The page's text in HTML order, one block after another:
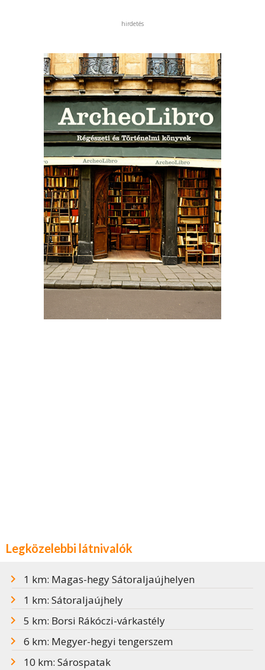
hirdetés
Legközelebbi látnivalók
1 km: Magas-hegy Sátoraljaújhelyen
1 km: Sátoraljaújhely
5 km: Borsi Rákóczi-várkastély
6 km: Megyer-hegyi tengerszem
10 km: Sárospatak